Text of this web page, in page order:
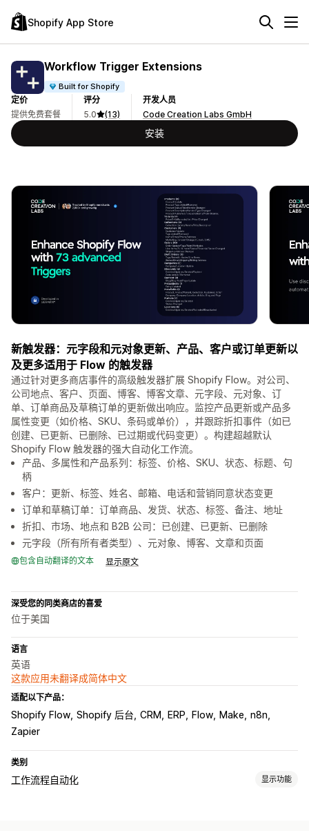
Shopify App Store
Workflow Trigger Extensions
Built for Shopify
定价
提供免费套餐
评分
5.0
(13)
开发人员
Code Creation Labs GmbH
安装
新触发器：元字段和元对象更新、产品、客户或订单更新以
及更多适用于 Flow 的触发器
通过针对更多商店事件的高级触发器扩展 Shopify Flow。对公司、
公司地点、客户、页面、博客、博客文章、元字段、元对象、订
单、订单商品及草稿订单的更新做出响应。监控产品更新或产品多
属性变更（如价格、SKU、条码或单价），并跟踪折扣事件（如已
创建、已更新、已删除、已过期或代码变更）。构建超越默认
Shopify Flow 触发器的强大自动化工作流。
产品、多属性和产品系列：标签、价格、SKU、状态、标题、句
柄
客户：更新、标签、姓名、邮箱、电话和营销同意状态变更
订单和草稿订单：订单商品、发货、状态、标签、备注、地址
折扣、市场、地点和 B2B 公司：已创建、已更新、已删除
元字段（所有所有者类型）、元对象、博客、文章和页面
包含自动翻译的文本 显示原文
深受您的同类商店的喜爱
位于美国
语言
英语
这款应用未翻译成简体中文
适配以下产品：
Shopify Flow Shopify 后台 CRM ERP Flow Make n8n
Zapier
类别
工作流程自动化 显示功能